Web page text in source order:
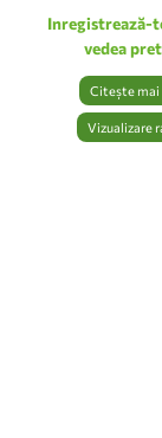
Inregistrează-
vedea
Citește mai
Vizualizare